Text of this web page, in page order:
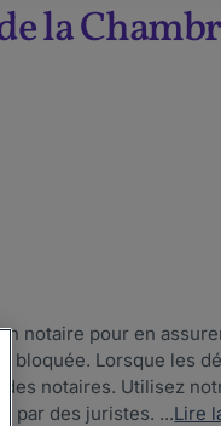
la
notaire pour en
bloquée. Lorsque les
notaires. Utilisez
par des juristes. ...Lire